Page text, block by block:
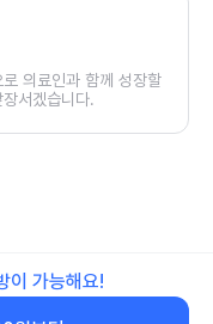
의료인과 함께 성장할
서겠습니다.
이 가능해요!